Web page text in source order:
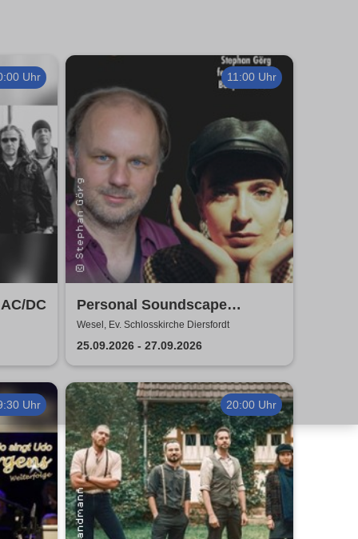
Uhr
DC
11:00 Uhr
Personal Soundscape
Festival
Wesel, Ev. Schlosskirche Diersfordt
25.09.2026 - 27.09.2026
Uhr 20:00 Uhr